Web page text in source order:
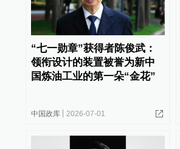
“七一勋章”获得者陈俊武：
领衔设计的装置被誉为新中
国炼油工业的第一朵“金花”
中国政库 2026-07-01